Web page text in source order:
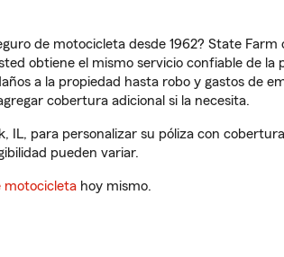
de motocicleta desde 1962? State
obtiene el mismo servicio confiable de la
a la propiedad hasta robo y gastos de
cobertura adicional si la necesita.
IL, para personalizar su póliza con
pueden variar.
motocicleta hoy mismo.